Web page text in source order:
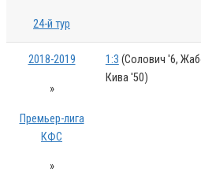
24-й тур
2018-2019
»
Премьер-лига
КФС
»
1:3 (Солович '6,
Кива '50)